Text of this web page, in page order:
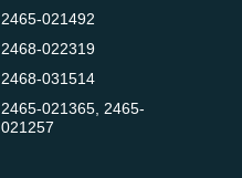
2465-021492
2468-022319
2468-031514
2465-021365, 2465-
021257